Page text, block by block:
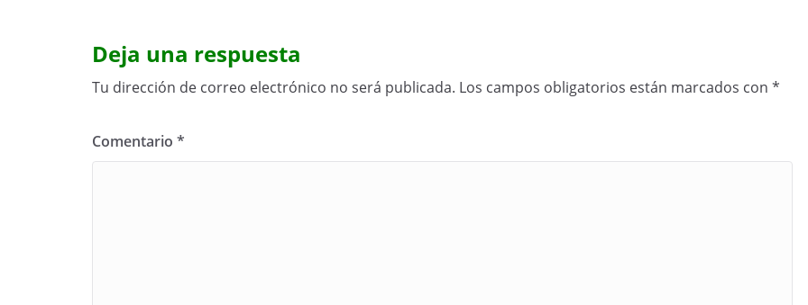
Deja una respuesta
Tu dirección de correo electrónico no será publicada. Los campos obligatorios están marcados con *
Comentario *